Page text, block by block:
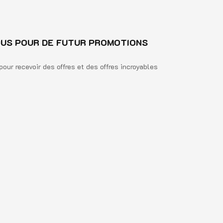
POUR DE FUTUR PROMOTIONS
recevoir des offres et des offres incroyables